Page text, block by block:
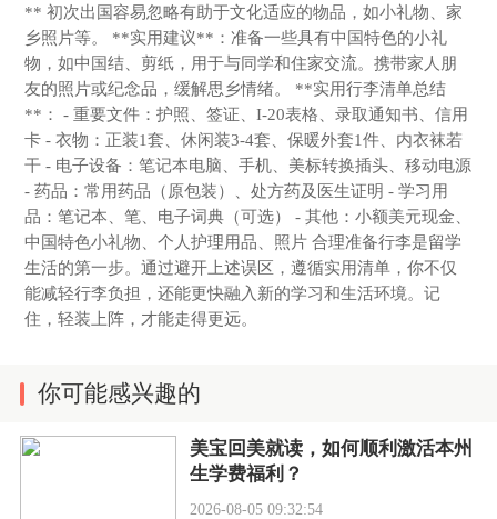
** 初次出国容易忽略有助于文化适应的物品，如小礼物、家
乡照片等。 **实用建议**：准备一些具有中国特色的小礼
物，如中国结、剪纸，用于与同学和住家交流。携带家人朋
友的照片或纪念品，缓解思乡情绪。 **实用行李清单总结
**： - 重要文件：护照、签证、I-20表格、录取通知书、信用
卡 - 衣物：正装1套、休闲装3-4套、保暖外套1件、内衣袜若
干 - 电子设备：笔记本电脑、手机、美标转换插头、移动电源
- 药品：常用药品（原包装）、处方药及医生证明 - 学习用
品：笔记本、笔、电子词典（可选） - 其他：小额美元现金、
中国特色小礼物、个人护理用品、照片 合理准备行李是留学
生活的第一步。通过避开上述误区，遵循实用清单，你不仅
能减轻行李负担，还能更快融入新的学习和生活环境。记
住，轻装上阵，才能走得更远。
你可能感兴趣的
美宝回美就读，如何顺利激活本州
生学费福利？
2026-08-05 09:32:54